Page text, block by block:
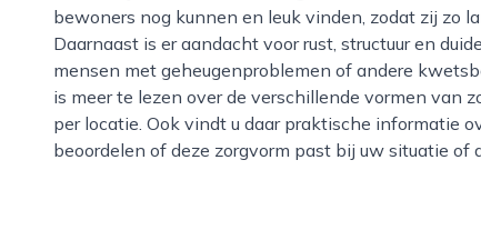
bewoners nog kunnen en leuk vinden, zodat zij zo
Daarnaast is er aandacht voor rust, structuur en
mensen met geheugenproblemen of andere
is meer te lezen over de verschillende vormen van
per locatie. Ook vindt u daar praktische informatie
beoordelen of deze zorgvorm past bij uw situatie of